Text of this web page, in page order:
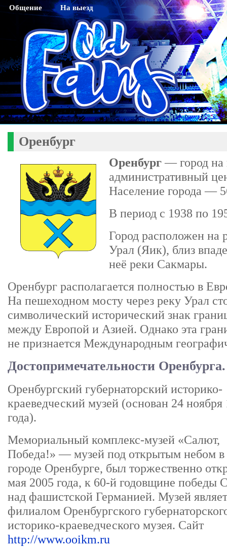
Общение
Гостевая
Регистрация
Активация кода sms
Смена пароля
Редактирование профайла
На выезд
Саратов
Тихвин
Новосибирск
Махачкала
Нижний Новгород
Оренбург
Хабаровск
Томск
Тюмень
Ярославль
Калининград
Астрахань
Оренбург
Оренбург— город на
административный
Население города —
В период с 1938 по
Город расположен на
Урал (Яик), близ
неё реки Сакмары.
Оренбург располагается полностью в
На пешеходном мосту через реку Урал
символический исторический знак
между Европой и Азией. Однако эта
не признается Международным
Достопримечательности Оренбурга.
Оренбургский губернаторский историко-
краеведческий музей (основан 24 ноября
года).
Мемориальный комплекс-музей «Салют,
Победа!» — музей под открытым небом в
городе Оренбурге, был торжественно
мая 2005 года, к 60-й годовщине победы
над фашистской Германией. Музей
филиалом Оренбургского
историко-краеведческого музея. Сайт
http://www.ooikm.ru